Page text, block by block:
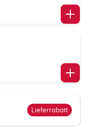
Lieferrabatt